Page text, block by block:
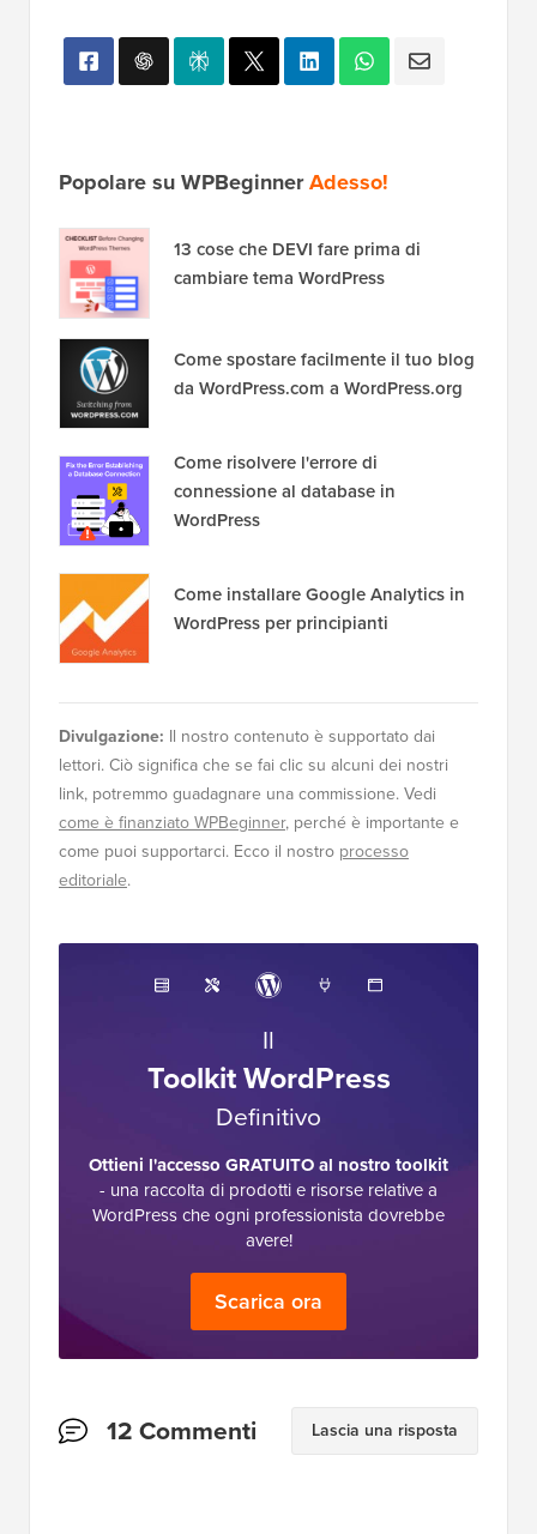
Popolare su WPBeginnerAdesso!
13 cose che DEVI fare prima di
cambiare tema WordPress
Come spostare facilmente il tuo blog
da WordPress.com a WordPress.org
Come risolvere l'errore di
connessione al database in
WordPress
Come installare Google Analytics in
WordPress per principianti
Divulgazione: Il nostro contenuto è supportato dai
lettori. Ciò significa che se fai clic su alcuni dei nostri
link, potremmo guadagnare una commissione. Vedi
come è finanziato WPBeginner, perché è importante e
come puoi supportarci. Ecco il nostro processo
editoriale.
Il
Toolkit WordPress
Definitivo
Ottieni l'accesso GRATUITO al nostro toolkit
- una raccolta di prodotti e risorse relative a
WordPress che ogni professionista dovrebbe
avere!
Scarica ora
Interazioni
12 Commenti Lascia una risposta